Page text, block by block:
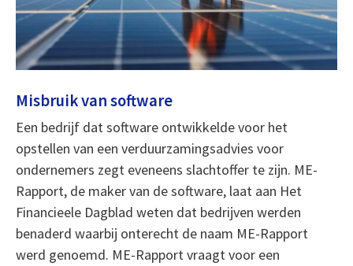
Misbruik van software
Een bedrijf dat software ontwikkelde voor het
opstellen van een verduurzamingsadvies voor
ondernemers zegt eveneens slachtoffer te zijn. ME-
Rapport, de maker van de software, laat aan Het
Financieele Dagblad weten dat bedrijven werden
benaderd waarbij onterecht de naam ME-Rapport
werd genoemd. ME-Rapport vraagt voor een